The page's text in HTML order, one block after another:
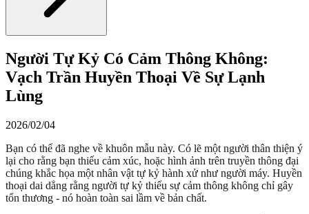
Người Tự Kỷ Có Cảm Thông Không:
Vạch Trần Huyền Thoại Về Sự Lạnh
Lùng
2026/02/04
Bạn có thể đã nghe về khuôn mẫu này. Có lẽ một người thân thiện ý
lại cho rằng bạn thiếu cảm xúc, hoặc hình ảnh trên truyền thông đại
chúng khắc họa một nhân vật tự kỷ hành xử như người máy. Huyền
thoại dai dẳng rằng người tự kỷ thiếu sự cảm thông không chỉ gây
tổn thương - nó hoàn toàn sai lầm về bản chất.